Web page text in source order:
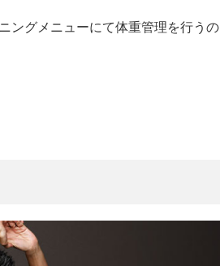
ングメニューにて体重管理を行うの